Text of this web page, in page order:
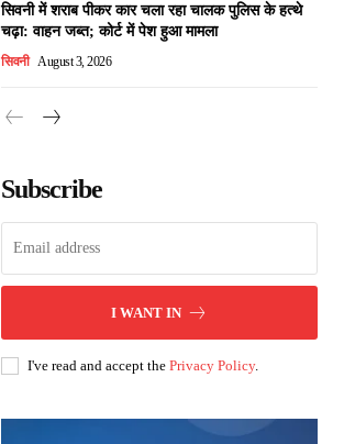
सिवनी में शराब पीकर कार चला रहा चालक पुलिस के हत्थे
चढ़ा: वाहन जब्त; कोर्ट में पेश हुआ मामला
सिवनी August 3, 2026
Subscribe
I WANT IN
I've read and accept the Privacy Policy.